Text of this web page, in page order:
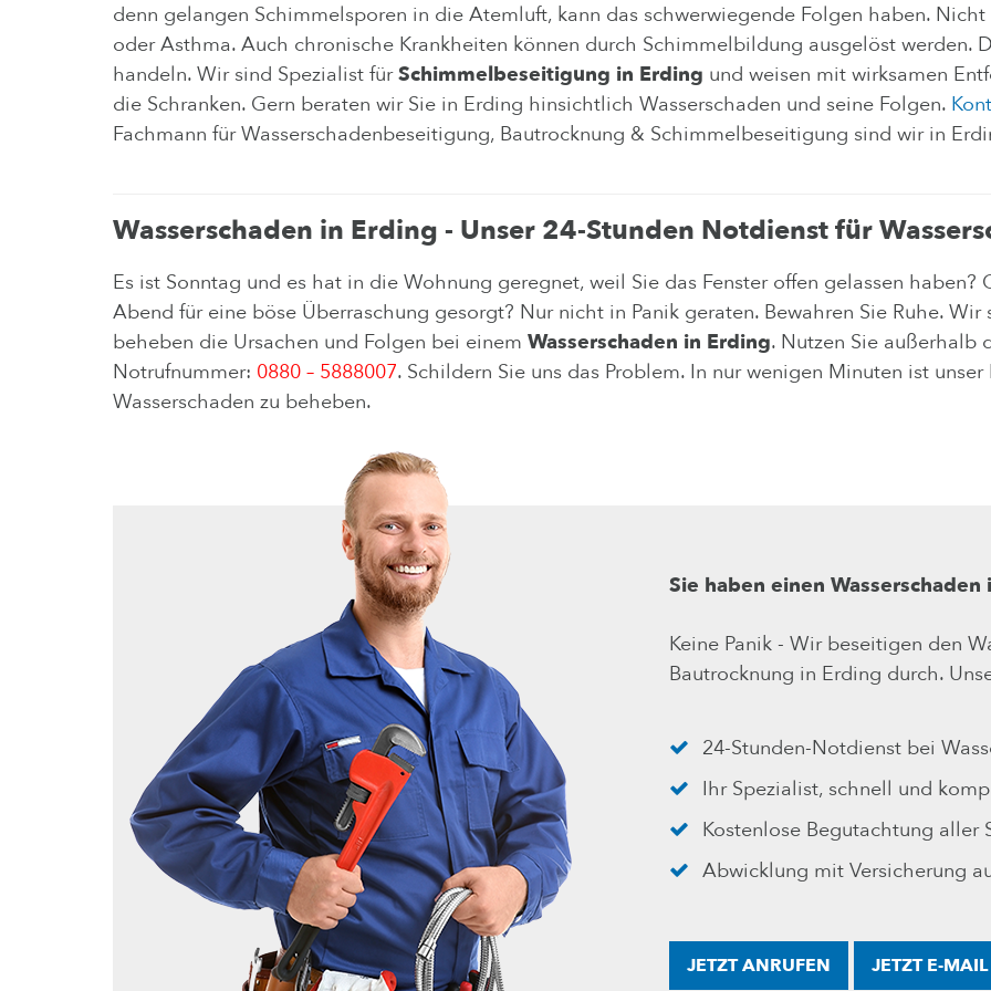
denn gelangen Schimmelsporen in die Atemluft, kann das schwerwiegende Folgen haben.
oder Asthma. Auch chronische Krankheiten können durch Schimmelbildung ausgelöst werden.
handeln. Wir sind Spezialist fürSchimmelbeseitigung in Erding und weisen mit wirksamen
die Schranken. Gern beraten wir Sie in Erding hinsichtlich Wasserschaden und seine Folgen.
Fachmann für Wasserschadenbeseitigung, Bautrocknung & Schimmelbeseitigung sind wir in
Wasserschaden in Erding - Unser 24-Stunden Notdienst für
Es ist Sonntag und es hat in die Wohnung geregnet, weil Sie das Fenster offen gelassen
Abend für eine böse Überraschung gesorgt? Nur nicht in Panik geraten. Bewahren Sie Ruhe.
beheben die Ursachen und Folgen bei einem Wasserschaden in Erding. Nutzen Sie außerhalb
Notrufnummer: 0880 – 5888007. Schildern Sie uns das Problem. In nur wenigen Minuten ist
Wasserschaden zu beheben.
Sie haben einen Wasserschaden
Keine Panik - Wir beseitigen den
Bautrocknung in Erding durch.
24-Stunden-Notdienst bei
Ihr Spezialist, schnell und
Kostenlose Begutachtung aller
Abwicklung mit Versicherung
JETZT ANRUFEN JETZT E-